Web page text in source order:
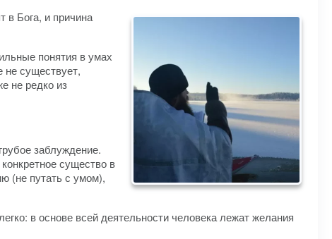
в Бога, и причина
понятия в умах
не существует,
не редко из
заблуждение.
существо в
(не путать с умом),
в основе всей деятельности человека лежат желания